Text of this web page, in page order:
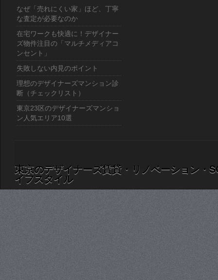
なぜ「売れにくい家」ほど、丁寧
な査定が必要なのか
在宅ワークも快適に！デザイナー
ズ物件注目の「マルチメディアコ
ンセント」
失敗しない内見のポイント
理想のデザイナーズマンション診
断（チェックリスト）
東京23区のデザイナーズマンショ
ン人気エリア10選
東京のデザイナーズ賃貸・リノベーション・
イフスタイル